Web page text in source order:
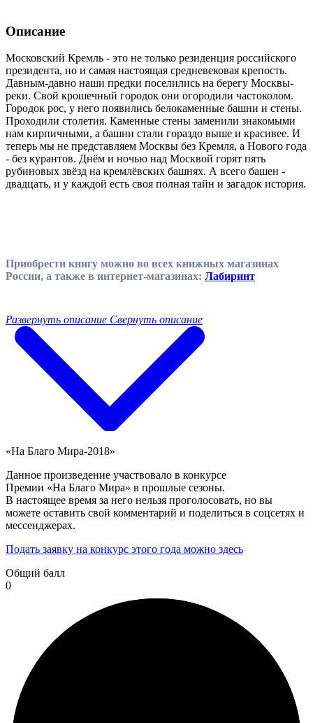
Описание
Московский Кремль - это не только резиденция российского
президента, но и самая настоящая средневековая крепость.
Давным-давно наши предки поселились на берегу Москвы-
реки. Свой крошечный городок они огородили частоколом.
Городок рос, у него появились белокаменные башни и стены.
Проходили столетия. Каменные стены заменили знакомыми
нам кирпичными, а башни стали гораздо выше и красивее. И
теперь мы не представляем Москвы без Кремля, а Нового года
- без курантов. Днём и ночью над Москвой горят пять
рубиновых звёзд на кремлёвских башнях. А всего башен -
двадцать, и у каждой есть своя полная тайн и загадок история.
Приобрести книгу можно во всех книжных магазинах
России, а также в интернет-магазинах: Лабиринт
Развернуть описание Свернуть описание
«На Благо Мира-2018»
Данное произведение участвовало в конкурсе
Премии «На Благо Мира» в прошлые сезоны.
В настоящее время за него нельзя проголосовать, но вы
можете оставить свой комментарий и поделиться в соцсетях и
мессенджерах.
Подать заявку на конкурс этого года можно здесь
Общий балл
0